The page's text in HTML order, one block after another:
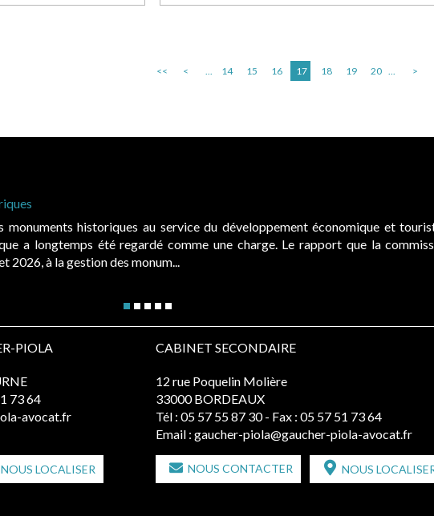
<< < ... 14 15 16 17 18 19 20 ... >
monuments historiques au service du développement économique et
a longtemps été regardé comme une charge. Le rapport que la
2026, à la gestion des monum...
PIOLA
73 64
avocat.fr
NOUS LOCALISER
CABINET SECONDAIRE
12 rue Poquelin Molière
33000 BORDEAUX
Tél : 05 57 55 87 30 - Fax : 05 57 51 73 64
Email : gaucher-piola@gaucher-piola-avocat.fr
NOUS CONTACTER NOUS